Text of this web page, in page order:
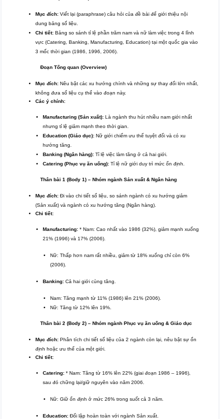
Mục đích: Viết lại (paraphrase) câu hỏi của đề bài để giới thiệu nội
dung bảng số liệu.
Chi tiết: Bảng so sánh tỉ lệ phần trăm nam và nữ làm việc trong 4 lĩnh
vực (Catering, Banking, Manufacturing, Education) tại một quốc gia vào
3 mốc thời gian (1986, 1996, 2006).
Đoạn Tổng quan (Overview)
Mục đích: Nêu bật các xu hướng chính và những sự thay đổi lớn nhất,
không đưa số liệu cụ thể vào đoạn này.
Các ý chính:
Manufacturing (Sản xuất): Là ngành thu hút nhiều nam giới nhất
nhưng tỉ lệ giảm mạnh theo thời gian.
Education (Giáo dục): Nữ giới chiếm ưu thế tuyệt đối và có xu
hướng tăng.
Banking (Ngân hàng): Tỉ lệ việc làm tăng ở cả hai giới.
Catering (Phục vụ ăn uống): Tỉ lệ nữ giới duy trì mức ổn định.
Thân bài 1 (Body 1) – Nhóm ngành Sản xuất & Ngân hàng
Mục đích: Đi vào chi tiết số liệu, so sánh ngành có xu hướng giảm
(Sản xuất) và ngành có xu hướng tăng (Ngân hàng).
Chi tiết:
Manufacturing: * Nam: Cao nhất vào 1986 (32%), giảm mạnh xuống
21% (1996) và 17% (2006).
Nữ: Thấp hơn nam rất nhiều, giảm từ 18% xuống chỉ còn 6%
(2006).
Banking: Cả hai giới cùng tăng.
Nam: Tăng mạnh từ 11% (1986) lên 21% (2006).
Nữ: Tăng từ 12% lên 19%.
Thân bài 2 (Body 2) – Nhóm ngành Phục vụ ăn uống & Giáo dục
Mục đích: Phân tích chi tiết số liệu của 2 ngành còn lại, nêu bật sự ổn
định hoặc ưu thế của một giới.
Chi tiết:
Catering: * Nam: Tăng từ 16% lên 22% (giai đoạn 1986 – 1996),
sau đó chững lại/giữ nguyên vào năm 2006.
Nữ: Giữ ổn định ở mức 26% trong suốt cả 3 năm.
Education: Đối lập hoàn toàn với ngành Sản xuất.